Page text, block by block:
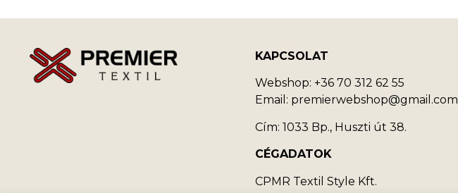
KAPCSOLAT
Webshop: +36 70 312 62 55
Email: premierwebshop@gmail.com
Cím: 1033 Bp., Huszti út 38.
CÉGADATOK
CPMR Textil Style Kft.